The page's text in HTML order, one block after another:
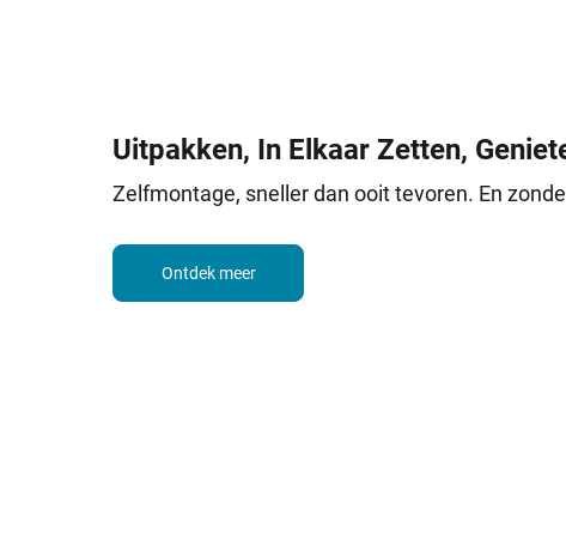
Uitpakken, In Elkaar Zetten,
Zelfmontage, sneller dan ooit tevoren. En
Ontdek meer